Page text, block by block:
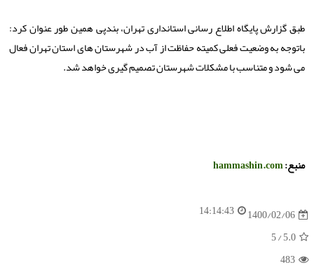
طبق گزارش پایگاه اطلاع رسانی استانداری تهران، بندپی همین طور عنوان کرد:
باتوجه به وضعیت فعلی کمیته حفاظت از آب در شهرستان های استان تهران فعال
می شود و متناسب با مشکلات شهرستان تصمیم گیری خواهد شد.
منبع:hammashin.com
1400/02/06
14:14:43
5.0
/ 5
483